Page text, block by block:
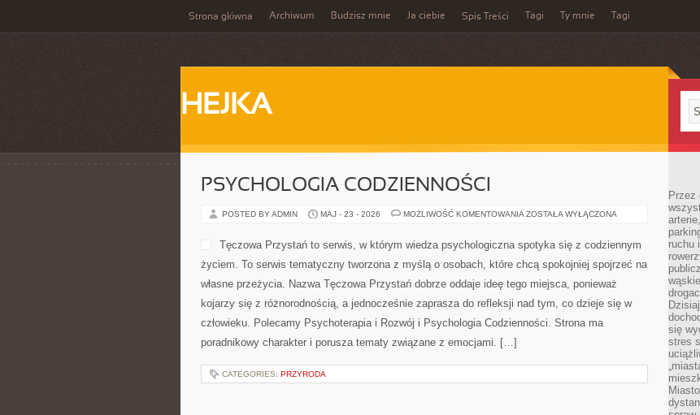
Strona główna Archiwum Budzisz mnie Ja ciebie Spis Treści Tagi Ty mnie Tagi
HEJKA
PSYCHOLOGIA CODZIENNOŚCI
POSTED BY ADMIN MAJ - 23 - 2026 MOŻLIWOŚĆ KOMENTOWANIA PSYCHOLOGIA
ZOSTAŁA WYŁĄCZONA
Tęczowa Przystań to serwis, w którym wiedza psychologiczna spotyka się z codziennym
życiem. To serwis tematyczny tworzona z myślą o osobach, które chcą spokojniej spojrzeć na
własne przeżycia. Nazwa Tęczowa Przystań dobrze oddaje ideę tego miejsca, ponieważ
kojarzy się z różnorodnością, a jednocześnie zaprasza do refleksji nad tym, co dzieje się w
człowieku. Polecamy Psychoterapia i Rozwój i Psychologia Codzienności. Strona ma
poradnikowy charakter i porusza tematy związane z emocjami. […]
CATEGORIES: PRZYRODA
Przez
ruchu
się
stres